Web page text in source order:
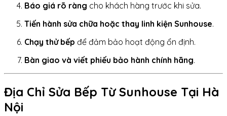
Báo giá rõ ràng cho khách hàng trước khi sửa.
Tiến hành sửa chữa hoặc thay linh kiện Sunhouse.
Chạy thử bếp để đảm bảo hoạt động ổn định.
Bàn giao và viết phiếu bảo hành chính hãng.
Địa Chỉ Sửa Bếp Từ Sunhouse Tại Hà
Nội